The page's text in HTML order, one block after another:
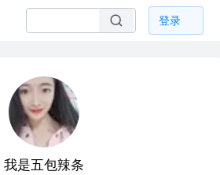
登录
我是五包辣条